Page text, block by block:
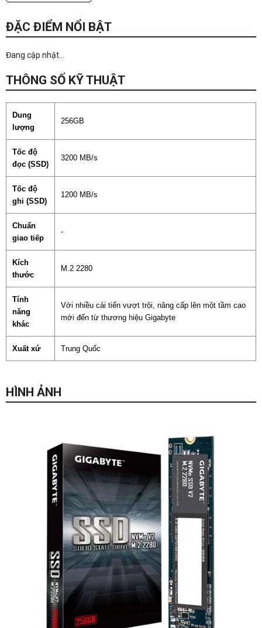
ĐẶC ĐIỂM NỔI BẬT
Đang cập nhật...
THÔNG SỐ KỸ THUẬT
Dung
lượng
256GB
Tốc độ
đọc (SSD)
3200 MB/s
Tốc độ
ghi (SSD)
1200 MB/s
Chuẩn
giao tiếp
-
Kích
thước
M.2 2280
Tính
năng
khác
Với nhiều cải tiến vượt trội, nâng cấp lên một tầm cao
mới đến từ thương hiệu Gigabyte
Xuất xứ Trung Quốc
HÌNH ẢNH